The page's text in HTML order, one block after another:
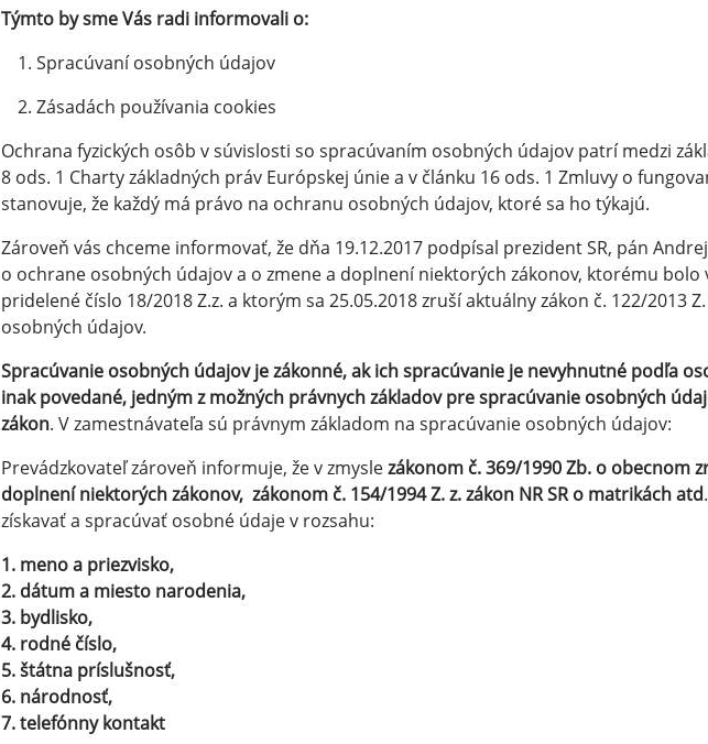
Týmto by sme Vás radi informovali o:
Spracúvaní osobných údajov
Zásadách používania cookies
Ochrana fyzických osôb v súvislosti so spracúvaním osobných údajov patrí medzi
8 ods. 1 Charty základných práv Európskej únie a v článku 16 ods. 1 Zmluvy o
stanovuje, že každý má právo na ochranu osobných údajov, ktoré sa ho týkajú.
Zároveň vás chceme informovať, že dňa 19.12.2017 podpísal prezident SR, pán
o ochrane osobných údajov a o zmene a doplnení niektorých zákonov, ktorému bolo
pridelené číslo 18/2018 Z.z. a ktorým sa 25.05.2018 zruší aktuálny zákon č. 122/2013
osobných údajov.
Spracúvanie osobných údajov je zákonné, ak ich spracúvanie je nevyhnutné podľa
inak povedané, jedným z možných právnych základov pre spracúvanie osobných
zákon. V zamestnávateľa sú právnym základom na spracúvanie osobných údajov:
Prevádzkovateľ zároveň informuje, že v zmyslezákonom č. 369/1990 Zb. o obecnom
doplnení niektorých zákonov, zákonom č. 154/1994 Z. z. zákon NR SR o matrikách atd
získavať a spracúvať osobné údaje v rozsahu:
1. meno a priezvisko,
2. dátum a miesto narodenia,
3. bydlisko,
4. rodné číslo,
5. štátna príslušnosť,
6. národnosť,
7. telefónny kontakt